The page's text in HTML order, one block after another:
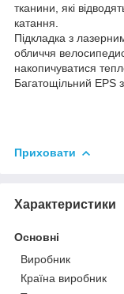
тканини, які
катання.
Підкладка з
обличчя
накопичуватися
Багатощільний EPS
Приховати
Характеристики
Основні
Виробник
Країна виробник